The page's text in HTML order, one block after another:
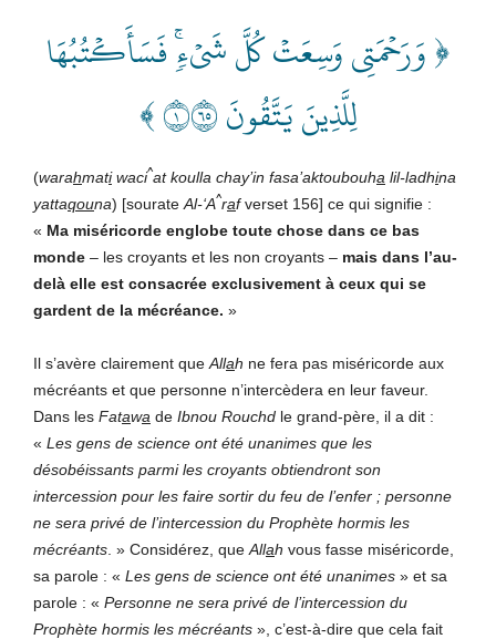
﴿ وَرَحۡمَتِي وَسِعَتۡ كُلَّ شَيۡءٖۚ فَسَأَكۡتُبُهَا
لِلَّذِينَ يَتَّقُونَ ١٥٦ ﴾
(warahmatiwaci^at koulla chay’in fasa’aktoubouha lil-ladhina
yattaqouna) [sourate Al-‘A^rafverset 156] ce qui signifie :
« Ma miséricorde englobe toute chose dans ce bas
monde – les croyants et les non croyants – mais dans l’au-
delà elle est consacrée exclusivement à ceux qui se
gardent de la mécréance. »
Il s’avère clairement que Allah ne fera pas miséricorde aux
mécréants et que personne n’intercèdera en leur faveur.
Dans les Fatawa de Ibnou Rouchd le grand-père, il a dit :
« Les gens de science ont été unanimes que les
désobéissants parmi les croyants obtiendront son
intercession pour les faire sortir du feu de l’enfer ; personne
ne sera privé de l’intercession du Prophète hormis les
mécréants . » Considérez, que Allah vous fasse miséricorde,
sa parole : « Les gens de science ont été unanimes » et sa
parole : « Personne ne sera privé de l’intercession du
Prophète hormis les mécréants », c’est-à-dire que cela fait